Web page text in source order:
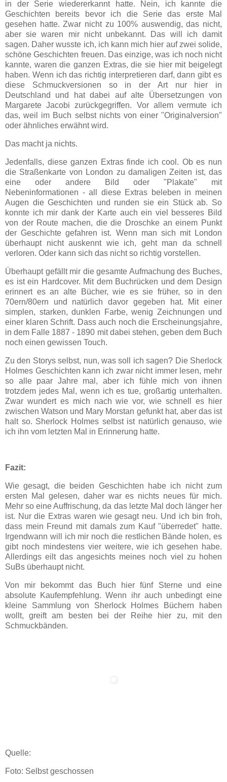
in der Serie wiedererkannt hatte. Nein, ich kannte die
Geschichten bereits bevor ich die Serie das erste Mal
gesehen hatte. Zwar nicht zu 100% auswendig, das nicht,
aber sie waren mir nicht unbekannt. Das will ich damit
sagen. Daher wusste ich, ich kann mich hier auf zwei solide,
schöne Geschichten freuen. Das einzige, was ich noch nicht
kannte, waren die ganzen Extras, die sie hier mit beigelegt
haben. Wenn ich das richtig interpretieren darf, dann gibt es
diese Schmuckversionen so in der Art nur hier in
Deutschland und hat dabei auf alte Übersetzungen von
Margarete Jacobi zurückgegriffen. Vor allem vermute ich
das, weil im Buch selbst nichts von einer "Originalversion"
oder ähnliches erwähnt wird.
Das macht ja nichts.
Jedenfalls, diese ganzen Extras finde ich cool. Ob es nun
die Straßenkarte von London zu damaligen Zeiten ist, das
eine oder andere Bild oder "Plakate" mit
Nebeninformationen - all diese Extras beleben in meinen
Augen die Geschichten und runden sie ein Stück ab. So
konnte ich mir dank der Karte auch ein viel besseres Bild
von der Route machen, die die Droschke an einem Punkt
der Geschichte gefahren ist. Wenn man sich mit London
überhaupt nicht auskennt wie ich, geht man da schnell
verloren. Oder kann sich das nicht so richtig vorstellen.
Überhaupt gefällt mir die gesamte Aufmachung des Buches,
es ist ein Hardcover. Mit dem Buchrücken und dem Design
erinnert es an alte Bücher, wie es sie früher, so in den
70ern/80ern und natürlich davor gegeben hat. Mit einer
simplen, starken, dunklen Farbe, wenig Zeichnungen und
einer klaren Schrift. Dass auch noch die Erscheinungsjahre,
in dem Falle 1887 - 1890 mit dabei stehen, geben dem Buch
noch einen gewissen Touch.
Zu den Storys selbst, nun, was soll ich sagen? Die Sherlock
Holmes Geschichten kann ich zwar nicht immer lesen, mehr
so alle paar Jahre mal, aber ich fühle mich von ihnen
trotzdem jedes Mal, wenn ich es tue, großartig unterhalten.
Zwar wundert es mich nach wie vor, wie schnell es hier
zwischen Watson und Mary Morstan gefunkt hat, aber das ist
halt so. Sherlock Holmes selbst ist natürlich genauso, wie
ich ihn vom letzten Mal in Erinnerung hatte.
Fazit:
Wie gesagt, die beiden Geschichten habe ich nicht zum
ersten Mal gelesen, daher war es nichts neues für mich.
Mehr so eine Auffrischung, da das letzte Mal doch länger her
ist. Nur die Extras waren wie gesagt neu. Und ich bin froh,
dass mein Freund mit damals zum Kauf "überredet" hatte.
Irgendwann will ich mir noch die restlichen Bände holen, es
gibt noch mindestens vier weitere, wie ich gesehen habe.
Allerdings eilt das angesichts meines noch viel zu hohen
SuBs überhaupt nicht.
Von mir bekommt das Buch hier fünf Sterne und eine
absolute Kaufempfehlung. Wenn ihr auch unbedingt eine
kleine Sammlung von Sherlock Holmes Büchern haben
wollt, greift am besten bei der Reihe hier zu, mit den
Schmuckbänden.
Quelle:
Foto: Selbst geschossen